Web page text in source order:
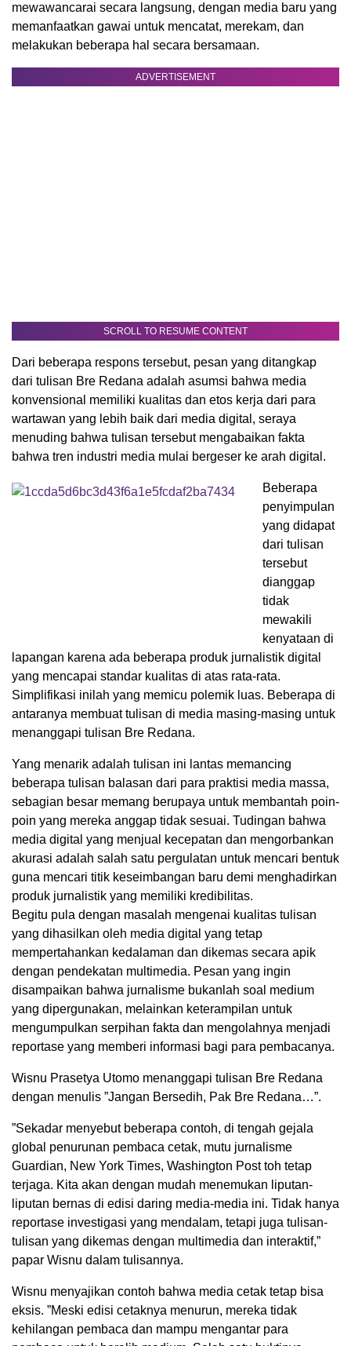
mewawancarai secara langsung, dengan media baru yang
memanfaatkan gawai untuk mencatat, merekam, dan
melakukan beberapa hal secara bersamaan.
ADVERTISEMENT
SCROLL TO RESUME CONTENT
Dari beberapa respons tersebut, pesan yang ditangkap
dari tulisan Bre Redana adalah asumsi bahwa media
konvensional memiliki kualitas dan etos kerja dari para
wartawan yang lebih baik dari media digital, seraya
menuding bahwa tulisan tersebut mengabaikan fakta
bahwa tren industri media mulai bergeser ke arah digital.
Beberapa
penyimpulan
yang didapat
dari tulisan
tersebut
dianggap
tidak
mewakili
kenyataan di
lapangan karena ada beberapa produk jurnalistik digital
yang mencapai standar kualitas di atas rata-rata.
Simplifikasi inilah yang memicu polemik luas. Beberapa di
antaranya membuat tulisan di media masing-masing untuk
menanggapi tulisan Bre Redana.
Yang menarik adalah tulisan ini lantas memancing
beberapa tulisan balasan dari para praktisi media massa,
sebagian besar memang berupaya untuk membantah poin-
poin yang mereka anggap tidak sesuai. Tudingan bahwa
media digital yang menjual kecepatan dan mengorbankan
akurasi adalah salah satu pergulatan untuk mencari bentuk
guna mencari titik keseimbangan baru demi menghadirkan
produk jurnalistik yang memiliki kredibilitas.
Begitu pula dengan masalah mengenai kualitas tulisan
yang dihasilkan oleh media digital yang tetap
mempertahankan kedalaman dan dikemas secara apik
dengan pendekatan multimedia. Pesan yang ingin
disampaikan bahwa jurnalisme bukanlah soal medium
yang dipergunakan, melainkan keterampilan untuk
mengumpulkan serpihan fakta dan mengolahnya menjadi
reportase yang memberi informasi bagi para pembacanya.
Wisnu Prasetya Utomo menanggapi tulisan Bre Redana
dengan menulis ”Jangan Bersedih, Pak Bre Redana…”.
”Sekadar menyebut beberapa contoh, di tengah gejala
global penurunan pembaca cetak, mutu jurnalisme
Guardian, New York Times, Washington Post toh tetap
terjaga. Kita akan dengan mudah menemukan liputan-
liputan bernas di edisi daring media-media ini. Tidak hanya
reportase investigasi yang mendalam, tetapi juga tulisan-
tulisan yang dikemas dengan multimedia dan interaktif,”
papar Wisnu dalam tulisannya.
Wisnu menyajikan contoh bahwa media cetak tetap bisa
eksis. ”Meski edisi cetaknya menurun, mereka tidak
kehilangan pembaca dan mampu mengantar para